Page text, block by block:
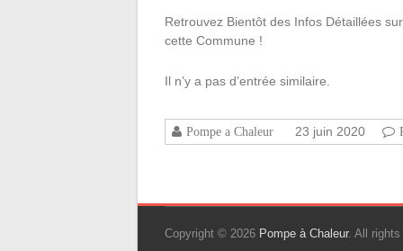
Retrouvez Bientôt des Infos Détaillées
cette Commune !
Il n’y a pas d’entrée similaire.
Pompe a Chaleur 23 juin 2020
Copyright © 2026 Pompe à Chaleur. All